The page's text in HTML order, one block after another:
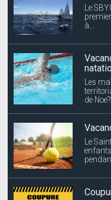
Le
à...
Les
de
Le